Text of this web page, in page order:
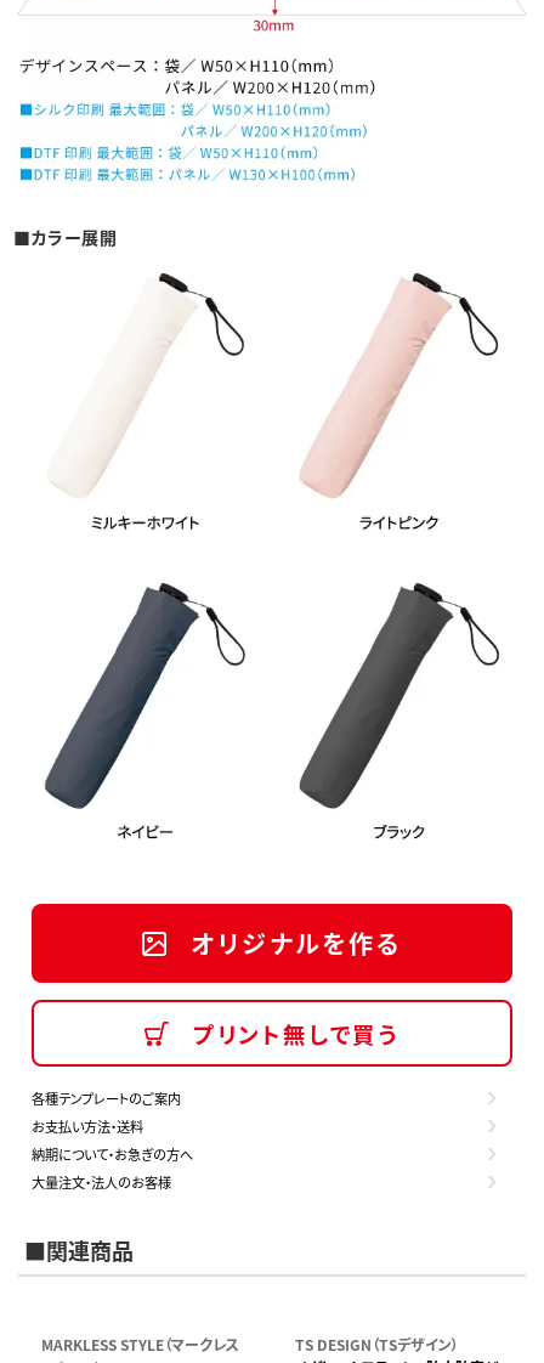
■カラー展開
オリジナルを作る
プリント無しで買う
各種テンプレートのご案内
お支払い方法・送料
納期について・お急ぎの方へ
大量注文・法人のお客様
■関連商品
MARKLESS STYLE（マークレス
TS DESIGN（TSデザイン）